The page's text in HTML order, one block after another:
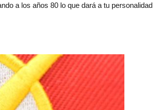
a los años 80 lo que dará a tu